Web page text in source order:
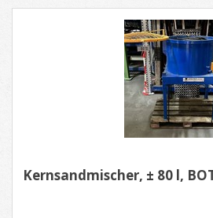
Kernsandmischer, ± 80 l,